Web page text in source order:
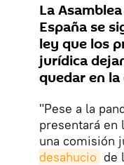
La
España se
ley que los
jurídica
quedar en la
"Pese a la
presentará en
una comisión
desahucio de